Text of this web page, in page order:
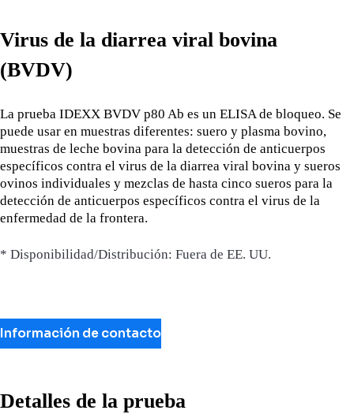
Virus de la diarrea viral bovina
(BVDV)
La prueba IDEXX BVDV p80 Ab es un ELISA de bloqueo. Se
puede usar en muestras diferentes: suero y plasma bovino,
muestras de leche bovina para la detección de anticuerpos
específicos contra el virus de la diarrea viral bovina y sueros
ovinos individuales y mezclas de hasta cinco sueros para la
detección de anticuerpos específicos contra el virus de la
enfermedad de la frontera.
* Disponibilidad/Distribución: Fuera de EE. UU.
Información de contacto
Detalles de la prueba